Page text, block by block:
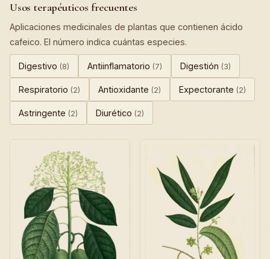
Usos terapéuticos frecuentes
Aplicaciones medicinales de plantas que contienen ácido
cafeico. El número indica cuántas especies.
Digestivo (8) Antiinflamatorio (7) Digestión (3)
Respiratorio (2) Antioxidante (2) Expectorante (2)
Astringente (2) Diurético (2)